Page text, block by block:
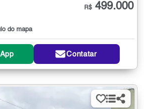
do mapa
R$ 499.000
Contatar